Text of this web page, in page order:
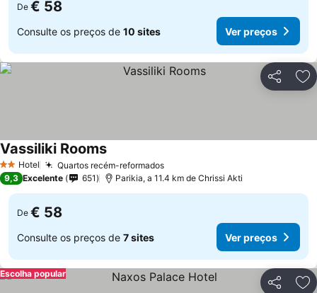
De € 58
Consulte os preços de 10 sites Ver preços
Partilhar
2 Estrelas
Hotel Quartos recém-reformados
Vassiliki Rooms
9,3 Excelente 651 Parikia, a 11.4 km de Chrissi Akti
De € 58
Consulte os preços de 7 sites Ver preços
Partilhar
Escolha popular